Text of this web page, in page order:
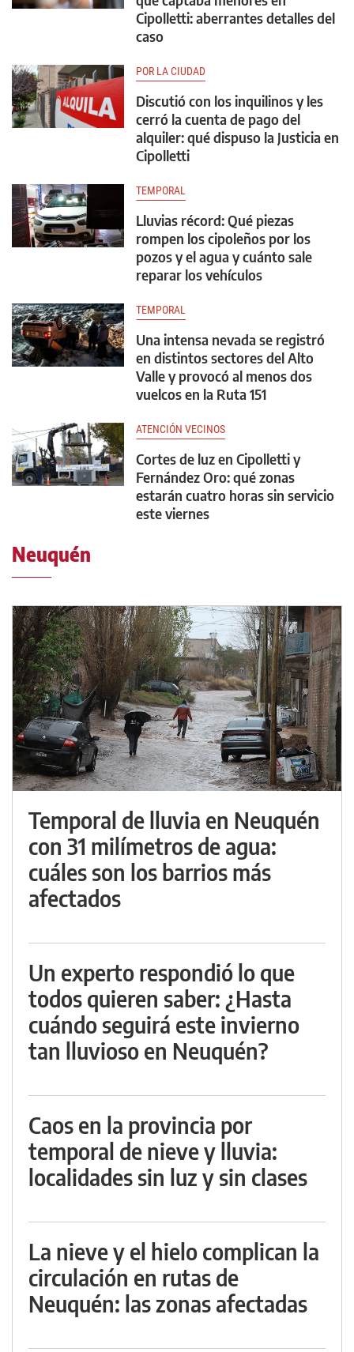
Cipolletti: aberrantes detalles del
caso
POR LA CIUDAD
Discutió con los inquilinos y les
cerró la cuenta de pago del
alquiler: qué dispuso la Justicia en
Cipolletti
TEMPORAL
Lluvias récord: Qué piezas
rompen los cipoleños por los
pozos y el agua y cuánto sale
reparar los vehículos
TEMPORAL
Una intensa nevada se registró
en distintos sectores del Alto
Valle y provocó al menos dos
vuelcos en la Ruta 151
ATENCIÓN VECINOS
Cortes de luz en Cipolletti y
Fernández Oro: qué zonas
estarán cuatro horas sin servicio
este viernes
Neuquén
Temporal de lluvia en Neuquén
con 31 milímetros de agua:
cuáles son los barrios más
afectados
Un experto respondió lo que
todos quieren saber: ¿Hasta
cuándo seguirá este invierno
tan lluvioso en Neuquén?
Caos en la provincia por
temporal de nieve y lluvia:
localidades sin luz y sin clases
La nieve y el hielo complican la
circulación en rutas de
Neuquén: las zonas afectadas